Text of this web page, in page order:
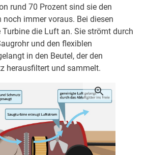
rund 70 Prozent sind sie den
noch immer voraus. Bei diesen
die Luft an. Sie strömt durch
und den flexiblen
in den Beutel, der den
herausfiltert und sammelt.